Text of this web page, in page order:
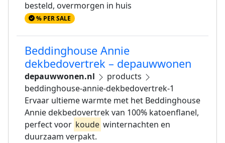
besteld, overmorgen in huis
% PER SALE
Beddinghouse Annie
dekbedovertrek – depauwwonen
depauwwonen.nl
products
beddinghouse-annie-dekbedovertrek-1
Ervaar ultieme warmte met het Beddinghouse
Annie dekbedovertrek van 100% katoenflanel,
perfect voor koude winternachten en
duurzaam verpakt.